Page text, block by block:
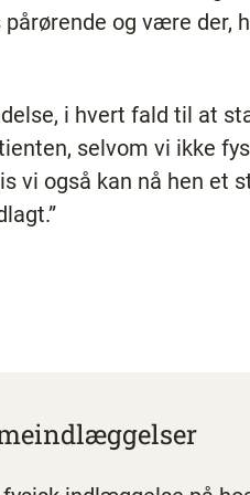
og være der,
i hvert fald til at
selvom vi ikke
også kan nå hen et